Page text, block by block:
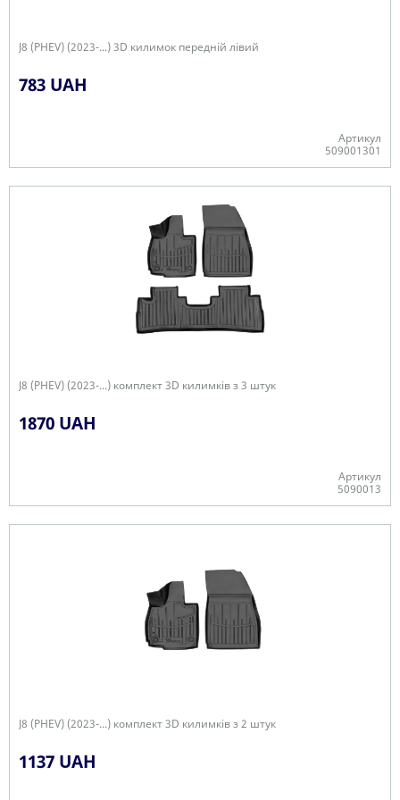
J8 (PHEV) (2023-...) 3D килимок передній лівий
783 UAH
Артикул
509001301
J8 (PHEV) (2023-...) комплект 3D килимків з 3 штук
1870 UAH
Артикул
5090013
J8 (PHEV) (2023-...) комплект 3D килимків з 2 штук
1137 UAH